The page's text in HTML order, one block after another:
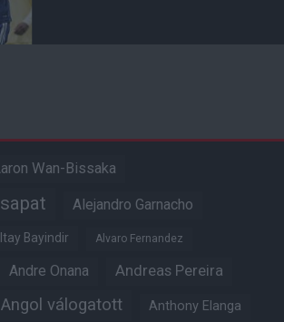
Wan-Bissaka
Alejandro Garnacho
Bayindir Alvaro Fernandez
Andre Onana Andreas Pereira
Angol válogatott Anthony Elanga